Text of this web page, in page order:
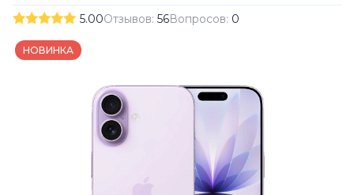
5.00Отзывов: 56Вопросов: 0
НОВИНКА